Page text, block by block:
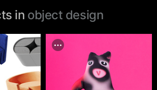
in object design